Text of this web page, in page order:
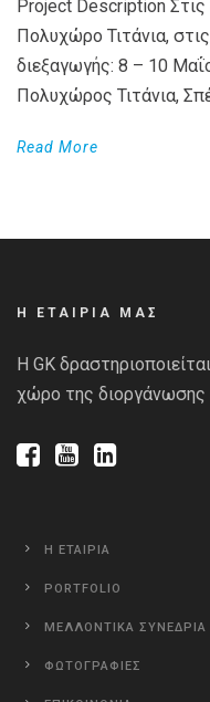
Project Description
Πολυχώρο Τιτάνια,
διεξαγωγής: 8 – 10
Πολυχώρος Τιτάνια,
Read More
Η ΕΤΑΙΡΙΑ ΜΑΣ
Η GK
χώρο της διοργάνωσης
Η ΕΤΑΙΡΙΑ
PORTFOLIO
ΜΕΛΛΟΝΤΙΚΑ ΣΥΝΕΔΡΙΑ
ΦΩΤΟΓΡΑΦΙΕΣ